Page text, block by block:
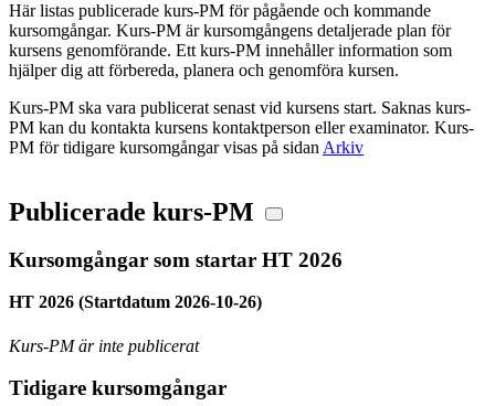
Här listas publicerade kurs-PM för pågående och kommande
kursomgångar. Kurs-PM är kursomgångens detaljerade plan för
kursens genomförande. Ett kurs-PM innehåller information som
hjälper dig att förbereda, planera och genomföra kursen.
Kurs-PM ska vara publicerat senast vid kursens start. Saknas kurs-
PM kan du kontakta kursens kontaktperson eller examinator. Kurs-
PM för tidigare kursomgångar visas på sidan Arkiv
Publicerade kurs-PM
Kursomgångar som startar HT 2026
HT 2026 (Startdatum 2026-10-26)
Kurs-PM är inte publicerat
Tidigare kursomgångar